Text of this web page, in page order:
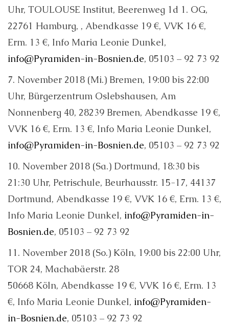
Uhr, TOULOUSE Institut, Beerenweg 1d 1. OG,
22761 Hamburg, , Abendkasse 19 €, VVK 16 €,
Erm. 13 €, Info Maria Leonie Dunkel,
info@Pyramiden-in-Bosnien.de, 05103 – 92 73 92
7. November 2018 (Mi.) Bremen, 19:00 bis 22:00
Uhr, Bürgerzentrum Oslebshausen, Am
Nonnenberg 40, 28239 Bremen, Abendkasse 19 €,
VVK 16 €, Erm. 13 €, Info Maria Leonie Dunkel,
info@Pyramiden-in-Bosnien.de, 05103 – 92 73 92
10. November 2018 (Sa.) Dortmund, 18:30 bis
21:30 Uhr, Petrischule, Beurhausstr. 15-17, 44137
Dortmund, Abendkasse 19 €, VVK 16 €, Erm. 13 €,
Info Maria Leonie Dunkel, info@Pyramiden-in-
Bosnien.de, 05103 – 92 73 92
11. November 2018 (So.) Köln, 19:00 bis 22:00 Uhr,
TOR 24, Machabäerstr. 28
50668 Köln, Abendkasse 19 €, VVK 16 €, Erm. 13
€, Info Maria Leonie Dunkel, info@Pyramiden-
in-Bosnien.de, 05103 – 92 73 92